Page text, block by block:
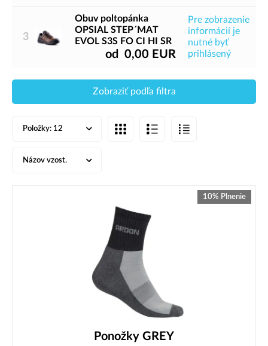
3
Obuv poltopánka
OPSIAL STEP´MAT
EVOL S3S FO CI HI SR
od 0,00 EUR
Pre zobrazenie
informácií je
nutné byť
prihlásený
Zobraziť podľa filtra
Položky: 12
Názov vzost.
10% Plnenie
Ponožky GREY